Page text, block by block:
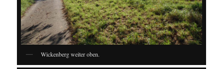
Wickenberg weiter oben.